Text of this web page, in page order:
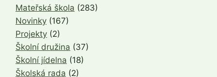
Mateřská škola (283)
Novinky (167)
Projekty (2)
Školní družina (37)
Školní jídelna (18)
Školská rada (2)